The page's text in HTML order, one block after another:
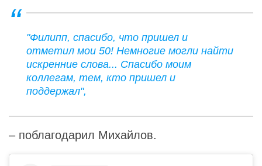
"Филипп, спасибо, что пришел и
отметил мои 50! Немногие могли найти
искренние слова... Спасибо моим
коллегам, тем, кто пришел и
поддержал",
– поблагодарил Михайлов.